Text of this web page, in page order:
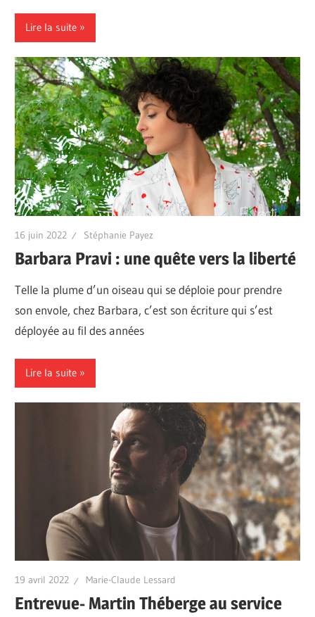
Lire la suite
16 juin 2022 Stéphanie Payez
Barbara Pravi : une quête vers la liberté
Telle la plume d’un oiseau qui se déploie pour prendre
son envole, chez Barbara, c’est son écriture qui s’est
déployée au fil des années
Lire la suite
19 avril 2022 Marie-Claude Lessard
Entrevue- Martin Théberge au service